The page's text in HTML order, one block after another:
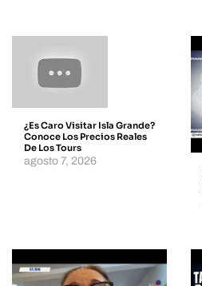
¿Es Caro Visitar Isla Grande?
Conoce Los Precios Reales
De Los Tours
agosto 7, 2026